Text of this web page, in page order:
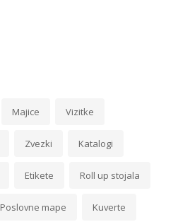
Majice Vizitke
Zvezki Katalogi
Etikete Roll up stojala
Poslovne mape Kuverte